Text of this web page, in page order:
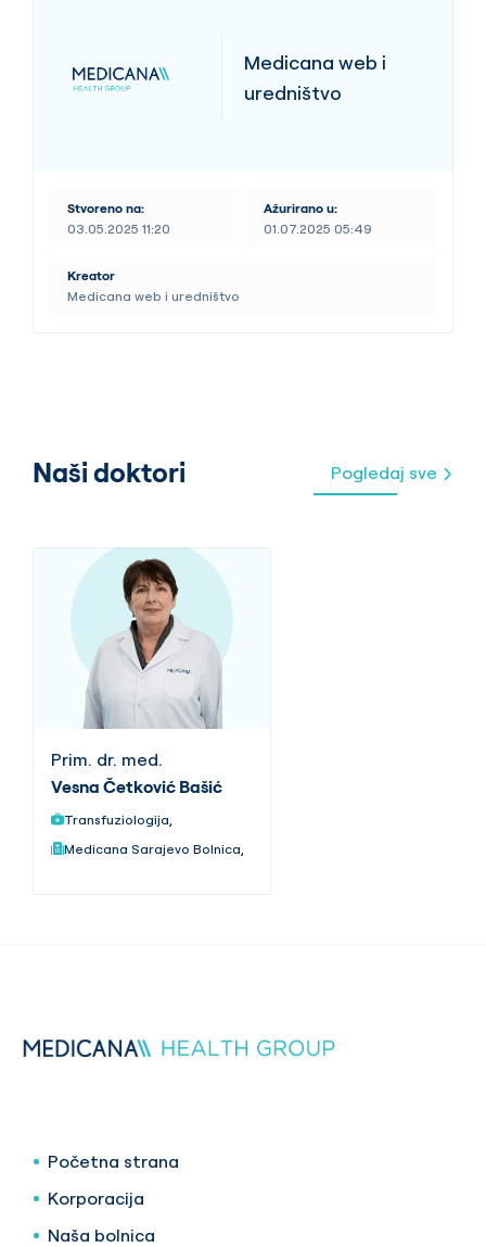
Medicana web i
uredništvo
Stvoreno na:
03.05.2025 11:20
Ažurirano u:
01.07.2025 05:49
Kreator
Medicana web i uredništvo
Naši doktori Pogledaj sve
Prim. dr. med.
Vesna Četković Bašić
Transfuziologija,
Medicana Sarajevo Bolnica,
Početna strana
Korporacija
Naša bolnica